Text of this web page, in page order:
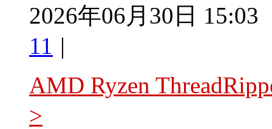
2026年06月30日 15:03
11 |
AMD Ryzen
>